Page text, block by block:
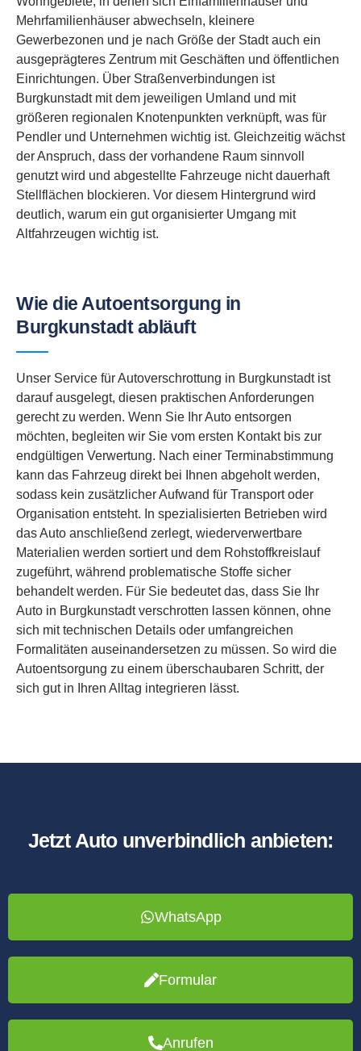
Mehrfamilienhäuser abwechseln, kleinere
Gewerbezonen und je nach Größe der Stadt auch ein
ausgeprägteres Zentrum mit Geschäften und öffentlichen
Einrichtungen. Über Straßenverbindungen ist
Burgkunstadt mit dem jeweiligen Umland und mit
größeren regionalen Knotenpunkten verknüpft, was für
Pendler und Unternehmen wichtig ist. Gleichzeitig wächst
der Anspruch, dass der vorhandene Raum sinnvoll
genutzt wird und abgestellte Fahrzeuge nicht dauerhaft
Stellflächen blockieren. Vor diesem Hintergrund wird
deutlich, warum ein gut organisierter Umgang mit
Altfahrzeugen wichtig ist.
Wie die Autoentsorgung in
Burgkunstadt abläuft
Unser Service für Autoverschrottung in Burgkunstadt ist
darauf ausgelegt, diesen praktischen Anforderungen
gerecht zu werden. Wenn Sie Ihr Auto entsorgen
möchten, begleiten wir Sie vom ersten Kontakt bis zur
endgültigen Verwertung. Nach einer Terminabstimmung
kann das Fahrzeug direkt bei Ihnen abgeholt werden,
sodass kein zusätzlicher Aufwand für Transport oder
Organisation entsteht. In spezialisierten Betrieben wird
das Auto anschließend zerlegt, wiederverwertbare
Materialien werden sortiert und dem Rohstoffkreislauf
zugeführt, während problematische Stoffe sicher
behandelt werden. Für Sie bedeutet das, dass Sie Ihr
Auto in Burgkunstadt verschrotten lassen können, ohne
sich mit technischen Details oder umfangreichen
Formalitäten auseinandersetzen zu müssen. So wird die
Autoentsorgung zu einem überschaubaren Schritt, der
sich gut in Ihren Alltag integrieren lässt.
Jetzt Auto unverbindlich anbieten:
WhatsApp
Formular
Anrufen